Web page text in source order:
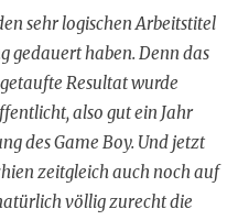
sehr logischen Arbeitstitel
gedauert haben. Denn das
Resultat wurde
also gut ein Jahr
des Game Boy. Und jetzt
zeitgleich auch noch auf
völlig zurecht die